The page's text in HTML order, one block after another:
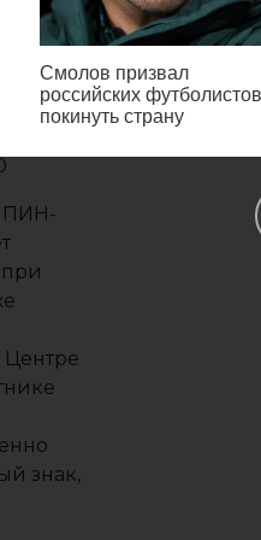
Смолов призвал
российских футболистов
покинуть страну
ПИН-
при
знак,